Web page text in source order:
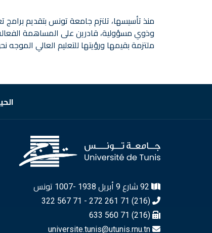
منذ تأسيسها، تلتزم جامعة تونس بتقديم برامج
وذوي مسؤولية، قادرين على المساهمة الفعالة
ملتزمة بقيمها ورؤيتها للتعليم العالي الموجه
(216) 71 261 272 - 71 567 322
(216) 71 560 633
universite.tunis@utunis.rnu.tn